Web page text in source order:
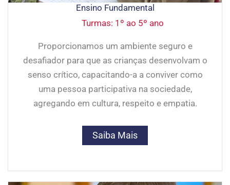
Ensino Fundamental
Turmas: 1º ao 5º ano
Proporcionamos um ambiente seguro e
desafiador para que as crianças desenvolvam o
senso crítico, capacitando-a a conviver como
uma pessoa participativa na sociedade,
agregando em cultura, respeito e empatia.
Saiba Mais